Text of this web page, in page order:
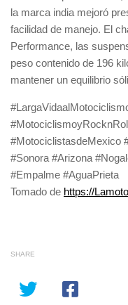
la marca india mejoró
facilidad de manejo. El
Performance, las
peso contenido de 196
mantener un equilibrio
#MotociclistasdeMexico
#Sonora #Arizona
#Empalme #AguaPrieta
Tomado de https://
SHARE